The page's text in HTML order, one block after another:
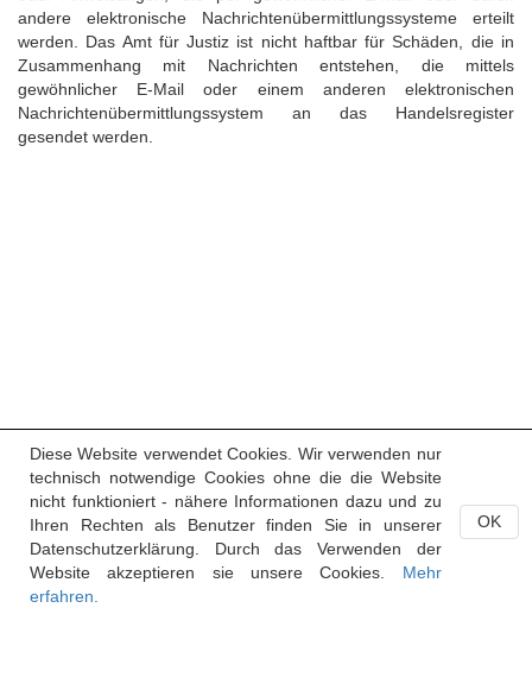
andere elektronische Nachrichtenübermittlungssysteme erteilt
werden. Das Amt für Justiz ist nicht haftbar für Schäden, die in
Zusammenhang mit Nachrichten entstehen, die mittels
gewöhnlicher E-Mail oder einem anderen elektronischen
Nachrichtenübermittlungssystem an das Handelsregister
gesendet werden.
Diese Website verwendet Cookies. Wir verwenden nur
technisch notwendige Cookies ohne die die Website
nicht funktioniert - nähere Informationen dazu und zu
Ihren Rechten als Benutzer finden Sie in unserer
Datenschutzerklärung. Durch das Verwenden der
Website akzeptieren sie unsere Cookies. Mehr
erfahren.
OK